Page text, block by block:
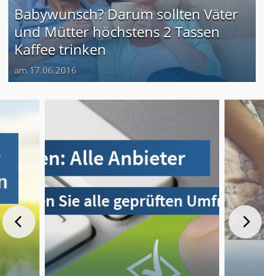
Babywunsch? Darum sollten Väter
und Mütter höchstens 2 Tassen
Kaffee trinken
am 17.06.2016